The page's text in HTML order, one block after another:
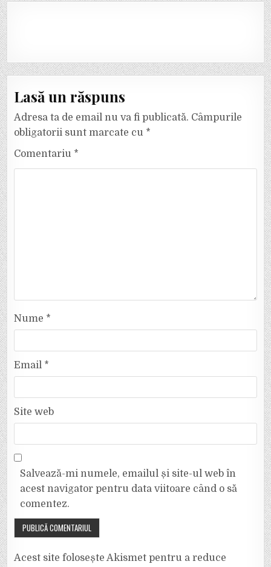
Lasă un răspuns
Adresa ta de email nu va fi publicată. Câmpurile
obligatorii sunt marcate cu *
Comentariu *
Nume *
Email *
Site web
Salvează-mi numele, emailul și site-ul web în
acest navigator pentru data viitoare când o să
comentez.
Acest site folosește Akismet pentru a reduce